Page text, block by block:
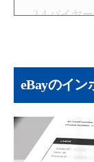
バイヤ
注文履歴
1つの「
同一バ
eBayのイン